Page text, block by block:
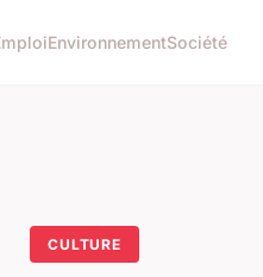
EnvironnementSociété
CULTURE